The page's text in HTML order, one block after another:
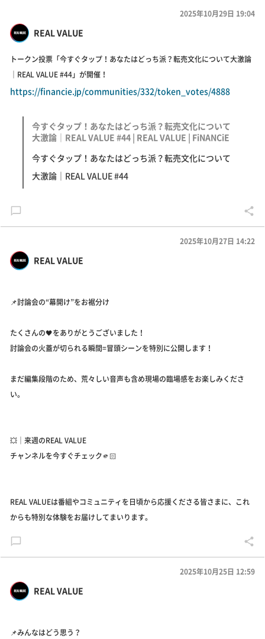
REAL VALUE
2025年10月29日 19:04
トークン投票「今すぐタップ！あなたはどっち派？転売文化について大激論
｜REAL VALUE #44」が開催！
https://financie.jp/communities/332/token_votes/4888
今すぐタップ！あなたはどっち派？転売文化について
大激論｜REAL VALUE #44 | REAL VALUE | FiNANCiE
今すぐタップ！あなたはどっち派？転売文化について
大激論｜REAL VALUE #44
REAL VALUE
2025年10月27日 14:22
📌討論会の“幕開け”をお裾分け
たくさんの🖤をありがとうございました！
討論会の火蓋が切られる瞬間=冒頭シーンを特別に公開します！
まだ編集段階のため、荒々しい音声も含め現場の臨場感をお楽しみくださ
い。
💥｜来週のREAL VALUE
チャンネルを今すぐチェック🫵🏻
REAL VALUEは番組やコミュニティを日頃から応援くださる皆さまに、これ
からも特別な体験をお届けしてまいります。
REAL VALUE
2025年10月25日 12:59
📌みんなはどう思う？